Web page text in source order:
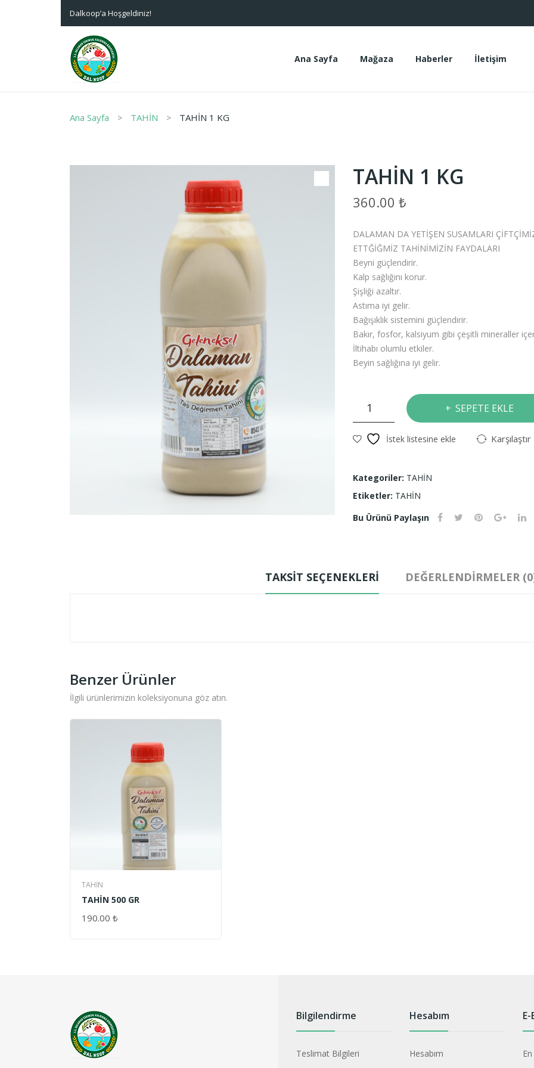
Dalkoop’a Hoşgeldiniz!
Ana Sayfa Mağaza Haberler İletişim
Ana Sayfa TAHİN TAHİN 1 KG
TAHİN 1 KG
360.00 ₺
DALAMAN DA YETİŞEN SUSAMLARI
ETTĞİĞMİZ TAHİNİMİZİN FAYDALARI
Beyni güçlendirir.
Kalp sağlığını korur.
Şişliği azaltır.
Astıma iyi gelir.
Bağışıklık sistemini güçlendirir.
Bakır, fosfor, kalsiyum gibi çeşitli mineraller
İltihabı olumlu etkiler.
Beyin sağlığına iyi gelir.
TAHİN
adet
SEPETE EKLE
İstek listesine ekle Karşılaştır
Kategoriler: TAHİN
Etiketler: TAHİN
Bu Ürünü Paylaşın
TAKSIT SEÇENEKLERI DEĞERLENDIRMELER
Benzer Ürünler
İlgili ürünlerimizin koleksiyonuna göz atın.
TAHİN
TAHİN 500 GR
190.00 ₺
SEPETE EKLE
Bilgilendirme
Teslimat Bilgileri
Hesabım
Hesabım